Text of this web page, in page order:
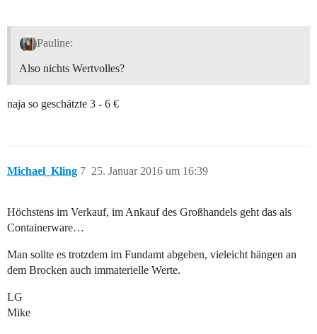
Pauline:
Also nichts Wertvolles?
naja so geschätzte 3 - 6 €
Michael_Kling 25. Januar 2016 um 16:39
7
Höchstens im Verkauf, im Ankauf des Großhandels geht das als
Containerware…
Man sollte es trotzdem im Fundamt abgeben, vieleicht hängen an
dem Brocken auch immaterielle Werte.
LG
Mike